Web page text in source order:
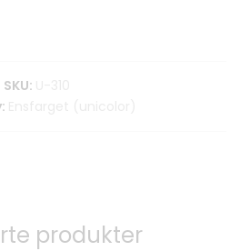
SKU:
produkter